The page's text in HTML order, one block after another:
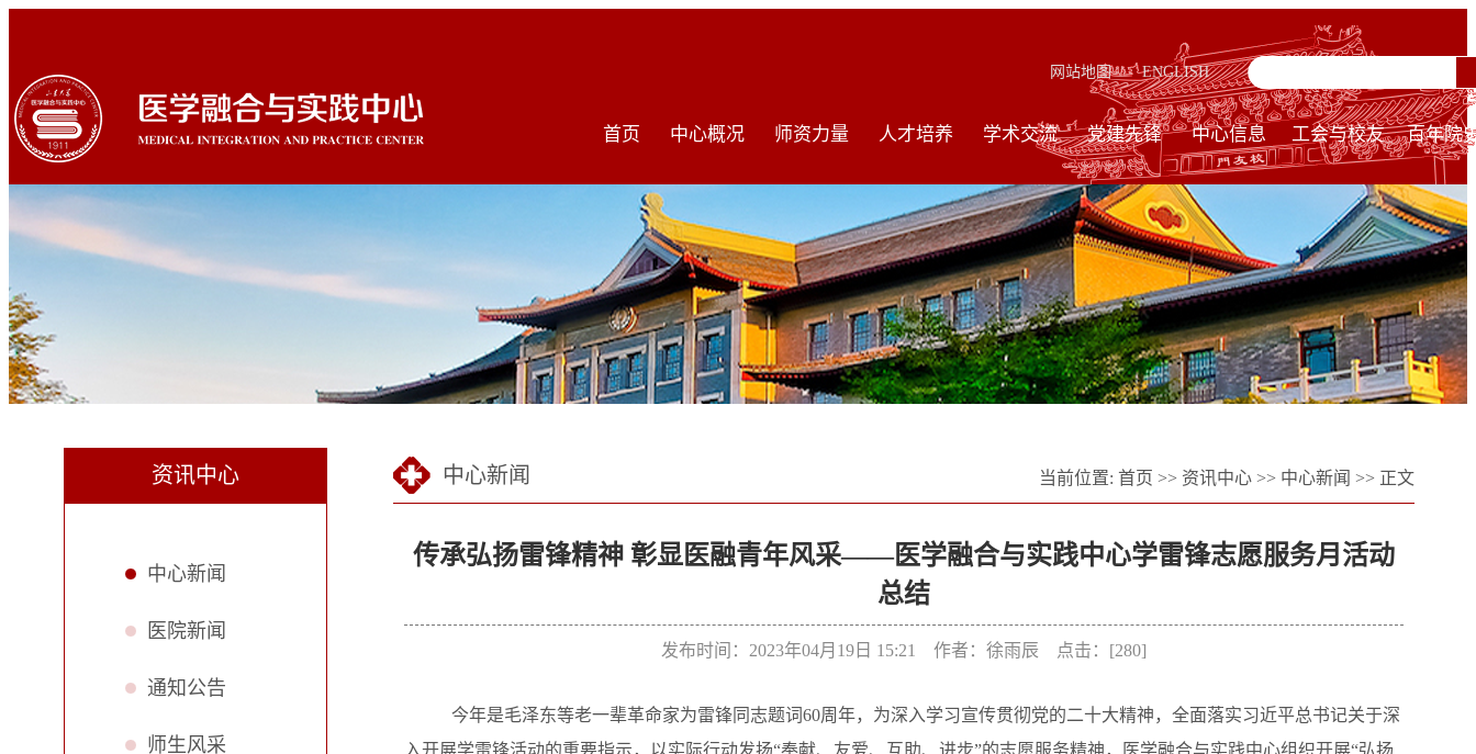
网站地图 ENGLISH
首页 中心概况 师资力量 人才培养 学术交流 党建先锋 中心信息 工会与校友 百年院
资讯中心
中心新闻
医院新闻
通知公告
师生风采
中心新闻 当前位置: 首页 >> 资讯中心 >> 中心新闻 >> 正文
传承弘扬雷锋精神 彰显医融青年风采——医学融合与实践中心学雷锋志愿服务月活动
总结
发布时间：2023年04月19日 15:21 作者：徐雨辰 点击：[280]
今年是毛泽东等老一辈革命家为雷锋同志题词60周年，为深入学习宣传贯彻党的二十大精神，全面落实习近平总书记关于深
入开展学雷锋活动的重要指示，以实际行动发扬“奉献、友爱、互助、进步”的志愿服务精神，医学融合与实践中心组织开展“弘扬